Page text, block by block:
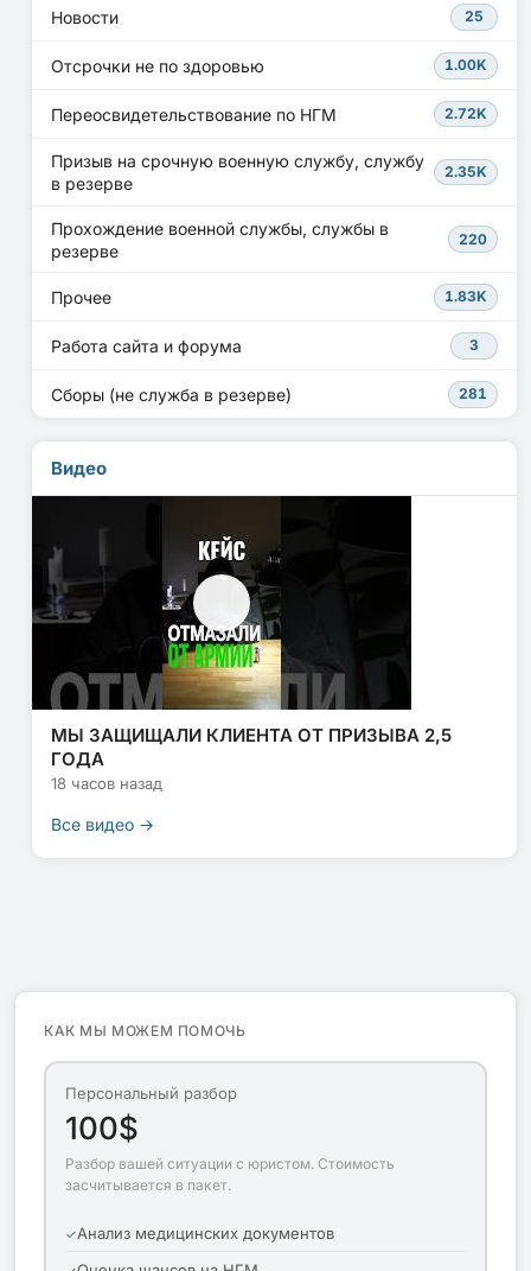
Новости 25
Отсрочки не по здоровью 1.00K
Переосвидетельствование по НГМ 2.72K
Призыв на срочную военную службу, службу
в резерве
2.35K
Прохождение военной службы, службы в
резерве
220
Прочее 1.83K
Работа сайта и форума 3
Сборы (не служба в резерве) 281
Видео
МЫ ЗАЩИЩАЛИ КЛИЕНТА ОТ ПРИЗЫВА 2,5
ГОДА
18 часов назад
Все видео →
КАК МЫ МОЖЕМ ПОМОЧЬ
Персональный разбор
100$
Разбор вашей ситуации с юристом. Стоимость
засчитывается в пакет.
Анализ медицинских документов